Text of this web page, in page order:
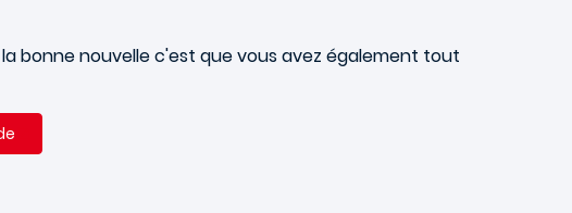
bonne nouvelle c'est que vous avez également tout